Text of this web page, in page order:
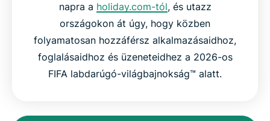
napra a holiday.com-tól, és utazz
országokon át úgy, hogy közben
folyamatosan hozzáférsz alkalmazásaidhoz,
foglalásaidhoz és üzeneteidhez a 2026-os
FIFA labdarúgó-világbajnokság™ alatt.